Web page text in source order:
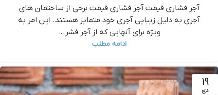
آجر فشاری قیمت آجر فشاری قیمت برخی از ساختمان های
آجری به دلیل زیبایی آجری خود متمایز هستند. این امر به
ویژه برای آنهایی که از آجر فشر...
ادامه مطلب
19
دی